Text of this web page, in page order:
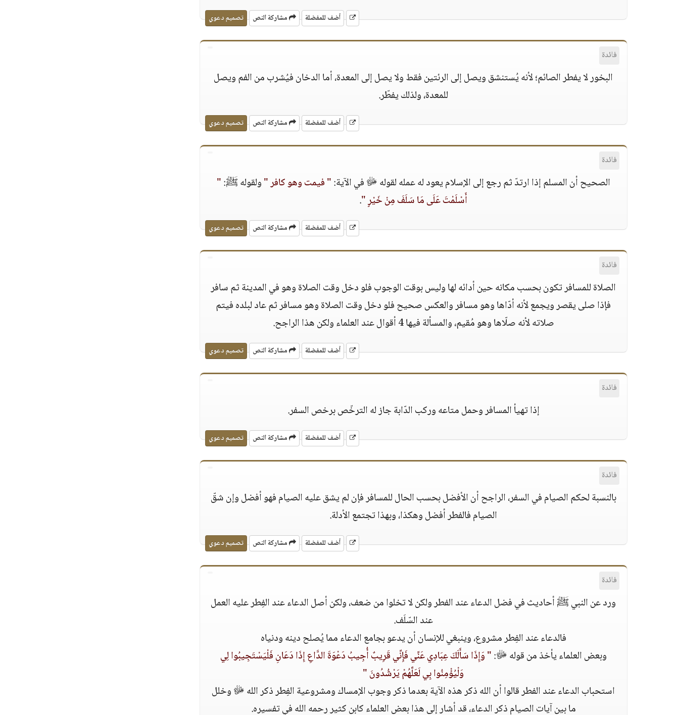
أضف للمفضلة مشاركة النص تصميم دعوي
فائدة
البخور لا يفطر الصائم؛ لأنه يُستنشق ويصل إلى الرئتين فقط ولا يصل إلى المعدة، أما الدخان فيُشرب من الفم ويصل
للمعدة، ولذلك يفطّر.
أضف للمفضلة مشاركة النص تصميم دعوي
فائدة
الصحيح أن المسلم إذا ارتدّ ثم رجع إلى الإسلام يعود له عمله لقوله ﷻ في الآية:" فيمت وهو كافر "ولقوله ﷺ:"
أَسْلَمْتَ عَلَى مَا سَلَفَ مِنْ خَيْرٍ ".
أضف للمفضلة مشاركة النص تصميم دعوي
فائدة
الصلاة للمسافر تكون بحسب مكانه حين أدائه لها وليس بوقت الوجوب فلو دخل وقت الصلاة وهو في المدينة ثم سافر
فإذا صلى يقصر ويجمع لأنه أدّاها وهو مسافر والعكس صحيح فلو دخل وقت الصلاة وهو مسافر ثم عاد لبلده فيتم
صلاته لأنه صلّاها وهو مُقيم، والمسألة فيها 4 أقوال عند العلماء ولكن هذا الراجح.
أضف للمفضلة مشاركة النص تصميم دعوي
فائدة
إذا تهيأ المسافر وحمل متاعه وركب الدّابة جاز له الترخّص برخص السفر.
أضف للمفضلة مشاركة النص تصميم دعوي
فائدة
بالنسبة لحكم الصيام في السفر، الراجح أن الأفضل بحسب الحال للمسافر فإن لم يشق عليه الصيام فهو أفضل وإن شقّ
الصيام فالفطر أفضل وهكذا، وبهذا تجتمع الأدلة.
أضف للمفضلة مشاركة النص تصميم دعوي
فائدة
ورد عن النبي ﷺ أحاديث في فضل الدعاء عند الفطر ولكن لا تخلوا من ضعف، ولكن أصل الدعاء عند الفِطر عليه العمل
عند السّلَف.
فالدعاء عند الفِطر مشروع، وينبغي للإنسان أن يدعو بجامع الدعاء مما يُصلح دينه ودنياه
وبعض العلماء يأخذ من قوله ﷻ:" وَإِذَا سَأَلَكَ عِبَادِي عَنِّي فَإِنِّي قَرِيبٌ أُجِيبُ دَعْوَةَ الدَّاعِ إِذَا دَعَانِ فَلْيَسْتَجِيبُوا لِي
وَلْيُؤْمِنُوا بِي لَعَلَّهُمْ يَرْشُدُونَ "
استحباب الدعاء عند الفطر قالوا أن الله ذكر هذه الآية بعدما ذكر وجوب الإمساك ومشروعية الفِطر ذكر الله ﷻ وخلل
ما بين آيات الصيام ذكر الدعاء، قد أشار إلى هذا بعض العلماء كابن كثير رحمه الله في تفسيره.